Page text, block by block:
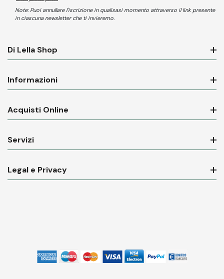
Note: Puoi annullare l'iscrizione in qualisasi momento attraverso il link presente
in ciascuna newsletter che ti invieremo.
Di Lella Shop
Informazioni
Acquisti Online
Servizi
Legal e Privacy